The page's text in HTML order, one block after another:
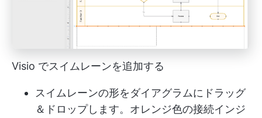
Visio でスイムレーンを追加する
スイムレーンの形をダイアグラムにドラッグ
＆ドロップします。オレンジ色の接続インジ